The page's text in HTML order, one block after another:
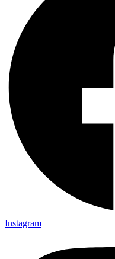
Instagram